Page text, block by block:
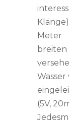
Meter
breiten
(5V,